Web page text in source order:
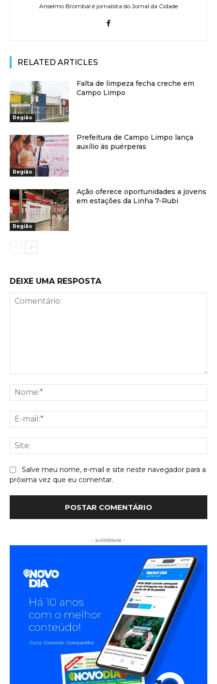
Anselmo Brombal é jornalista do Jornal da Cidade
RELATED ARTICLES
Região
Falta de limpeza fecha creche em
Campo Limpo
Região
Prefeitura de Campo Limpo lança
auxílio às puérperas
Região
Ação oferece oportunidades a jovens
em estações da Linha 7-Rubi
DEIXE UMA RESPOSTA
Salve meu nome, e-mail e site neste navegador para a
próxima vez que eu comentar.
- publididade -